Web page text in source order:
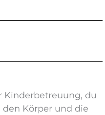
Kinderbetreuung, du
Körper und die